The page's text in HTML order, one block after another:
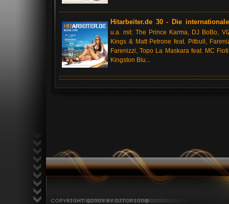
Hitarbeiter.de 30 - Die
Mitglieder
u.a. mit: The Prince Karma, DJ BoBo,
Kings & Matt Petrone feat. Pitbull,
Farenizzi, Topo La Maskara feat. MC
Kingston Blu...